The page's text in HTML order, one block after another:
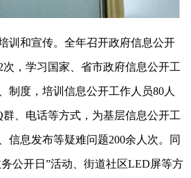
和宣传。全年召开政府信息公开
，学习国家、省市政府信息公开工
制度，培训信息公开工作人员80人
、电话等方式，为基层信息公开工
信息发布等疑难问题200余人次。同
务公开日”活动、街道社区LED屏等方